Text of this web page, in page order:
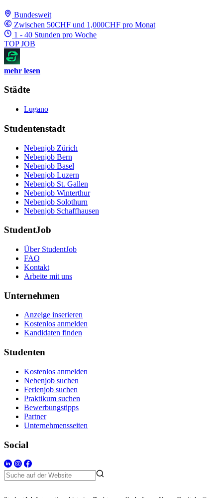
Bundesweit
Zwischen 50CHF und 1,000CHF pro Monat
1 - 40 Stunden pro Woche
TOP JOB
mehr lesen
Städte
Lugano
Studentenstadt
Nebenjob Zürich
Nebenjob Bern
Nebenjob Basel
Nebenjob Luzern
Nebenjob St. Gallen
Nebenjob Winterthur
Nebenjob Solothurn
Nebenjob Schaffhausen
StudentJob
Über StudentJob
FAQ
Kontakt
Arbeite mit uns
Unternehmen
Anzeige inserieren
Kostenlos anmelden
Kandidaten finden
Studenten
Kostenlos anmelden
Nebenjob suchen
Ferienjob suchen
Praktikum suchen
Bewerbungstipps
Partner
Unternehmensseiten
Social